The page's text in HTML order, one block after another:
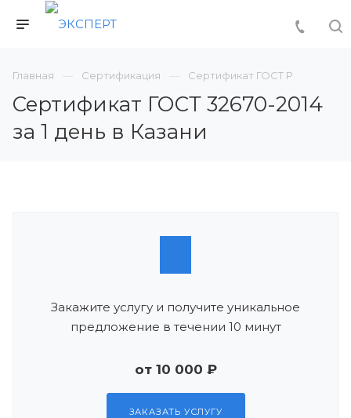
Главная Сертификация Сертификат ГОСТ Р
Сертификат ГОСТ 32670-2014
за 1 день в Казани
Закажите услугу и получите уникальное
предложение в течении 10 минут
от 10 000 ₽
ЗАКАЗАТЬ УСЛУГУ